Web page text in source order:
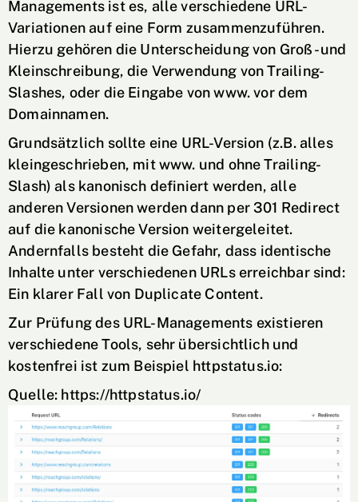
Managements ist es, alle verschiedene URL-
Variationen auf eine Form zusammenzuführen.
Hierzu gehören die Unterscheidung von Groß- und
Kleinschreibung, die Verwendung von Trailing-
Slashes, oder die Eingabe von www. vor dem
Domainnamen.
Grundsätzlich sollte eine URL-Version (z.B. alles
kleingeschrieben, mit www. und ohne Trailing-
Slash) als kanonisch definiert werden, alle
anderen Versionen werden dann per 301 Redirect
auf die kanonische Version weitergeleitet.
Andernfalls besteht die Gefahr, dass identische
Inhalte unter verschiedenen URLs erreichbar sind:
Ein klarer Fall von Duplicate Content.
Zur Prüfung des URL-Managements existieren
verschiedene Tools, sehr übersichtlich und
kostenfrei ist zum Beispiel httpstatus.io:
Quelle: https://httpstatus.io/